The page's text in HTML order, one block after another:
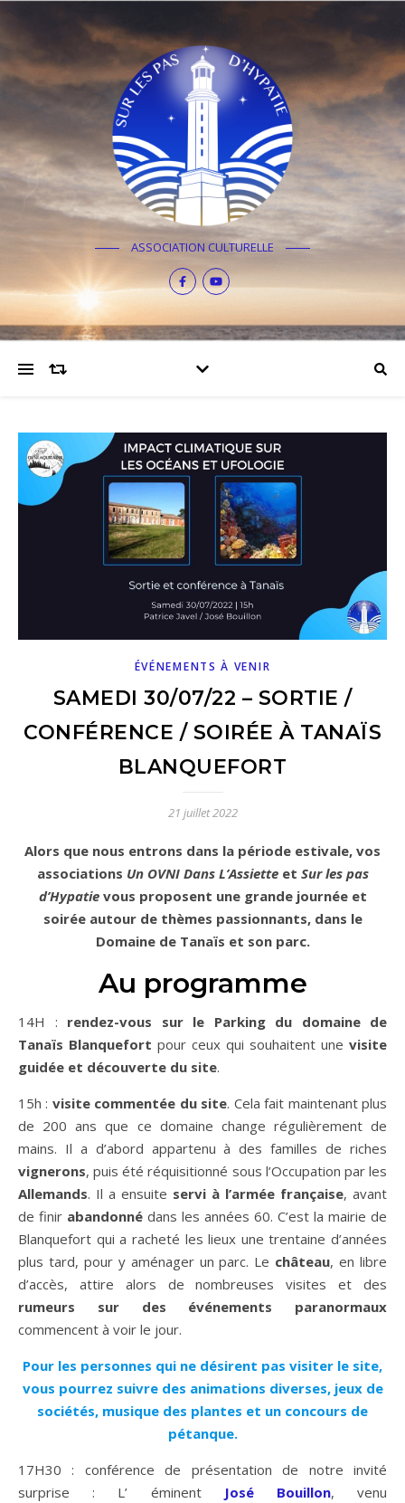
ASSOCIATION CULTURELLE
ÉVÉNEMENTS À VENIR
SAMEDI 30/07/22 – SORTIE /
CONFÉRENCE / SOIRÉE À TANAÏS
BLANQUEFORT
21 juillet 2022
Alors que nous entrons dans la période estivale, vos
associations Un OVNI Dans L’Assietteet Sur les pas
d’Hypatievous proposent une grande journée et
soirée autour de thèmes passionnants, dans le
Domaine de Tanaïs et son parc.
Au programme
14H : rendez-vous sur le Parking du domaine de
Tanaïs Blanquefort pour ceux qui souhaitent une visite
guidée et découverte du site.
15h : visite commentée du site. Cela fait maintenant plus
de 200 ans que ce domaine change régulièrement de
mains. Il a d’abord appartenu à des familles de riches
vignerons, puis été réquisitionné sous l’Occupation par les
Allemands. Il a ensuite servi à l’armée française, avant
de finir abandonné dans les années 60. C’est la mairie de
Blanquefort qui a racheté les lieux une trentaine d’années
plus tard, pour y aménager un parc. Le château, en libre
d’accès, attire alors de nombreuses visites et des
rumeurs sur des événements paranormaux
commencent à voir le jour.
Pour les personnes qui ne désirent pas visiter le site,
vous pourrez suivre des animations diverses, jeux de
sociétés, musique des plantes et un concours de
pétanque.
17H30 : conférence de présentation de notre invité
surprise : L’ éminent
José Bouillon, venu